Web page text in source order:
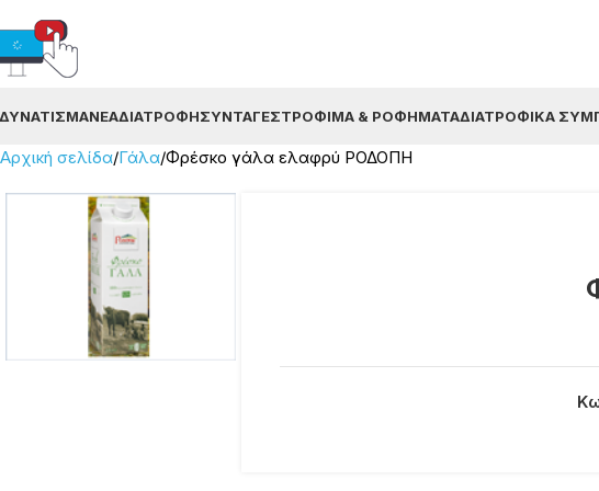
ΝΈΑΔΙΑΤΡΟΦΉΣΥΝΤΑΓΈΣΤΡΌΦΙΜΑ & ΡΟΦΉΜΑΤΑΔΙΑΤΡΟΦΙΚΆ
Αρχική σελίδα Γάλα Φρέσκο γάλα ελαφρύ ΡΟΔΟΠΗ